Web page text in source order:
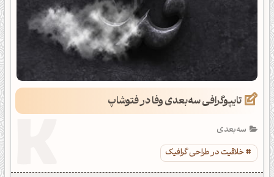
تایپوگرافی سه‌بعدی وفا در فتوشاپ
سه‌بعدی
خلاقیت در طراحی گرافیک